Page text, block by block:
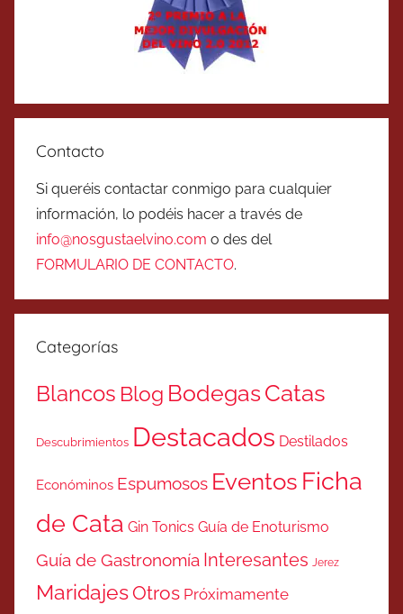
Contacto
Si queréis contactar conmigo para cualquier
información, lo podéis hacer a través de
info@nosgustaelvino.com o des del
FORMULARIO DE CONTACTO.
Categorías
Blancos Blog BodegasCatas
Descubrimientos Destacados Destilados
Económinos Espumosos Eventos Ficha
de Cata Gin Tonics Guía de Enoturismo
Guía de Gastronomía Interesantes Jerez
MaridajesOtros Próximamente